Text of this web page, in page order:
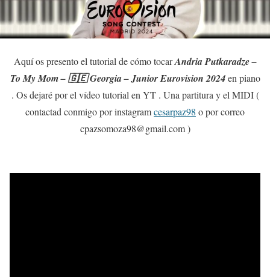
Aquí os presento el tutorial de cómo tocarAndria Putkaradze –
To My Mom – 🇬🇪 Georgia – Junior Eurovision 2024en piano
. Os dejaré por el vídeo tutorial en YT . Una partitura y el MIDI (
contactad conmigo por instagramcesarpaz98 o por correo
cpazsomoza98@gmail.com )